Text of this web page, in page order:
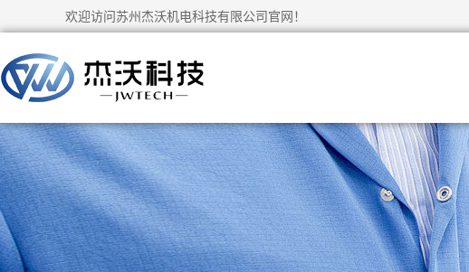
欢迎访问苏州杰沃机电科技有限公司官网！